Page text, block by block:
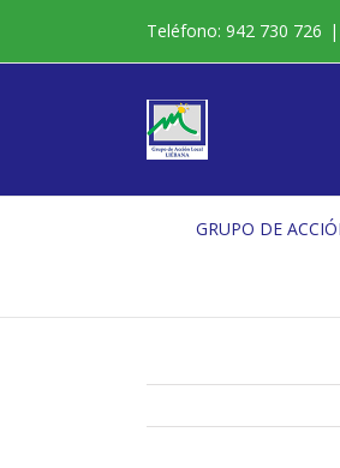
contenido
Teléfono: 942 730 726 |
GRUPO DE